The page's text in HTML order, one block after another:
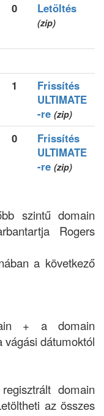
0 Letöltés
(zip)
1
Frissítés
ULTIMATE
-re (zip)
0
Frissítés
ULTIMATE
-re (zip)
szintű domain
Rogers
a következő
+ a domain
vágási dátumoktól
domain
az összes